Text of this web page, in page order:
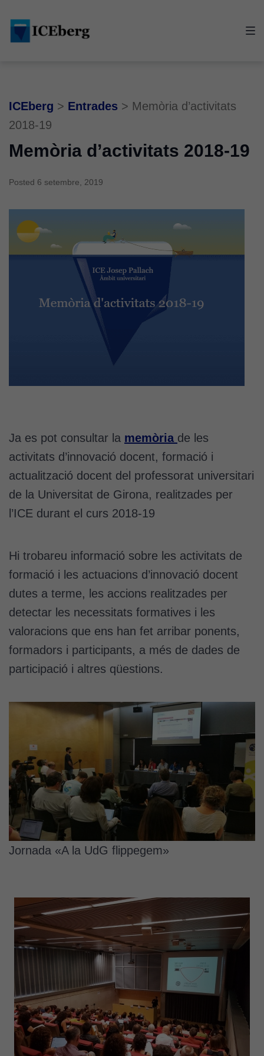
main
content
footer
ICEberg > Entrades > Memòria d’activitats
2018-19
Memòria d’activitats 2018-19
Posted 6 setembre, 2019
Ja es pot consultar la memòria de les
activitats d’innovació docent, formació i
actualització docent del professorat universitari
de la Universitat de Girona, realitzades per
l’ICE durant el curs 2018-19
Hi trobareu informació sobre les activitats de
formació i les actuacions d’innovació docent
dutes a terme, les accions realitzades per
detectar les necessitats formatives i les
valoracions que ens han fet arribar ponents,
formadors i participants, a més de dades de
participació i altres qüestions.
Jornada «A la UdG flippegem»